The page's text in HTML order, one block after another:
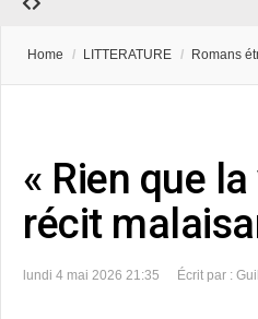
Home / LITTERATURE / Romans
« Rien que
récit
lundi 4 mai 2026 21:35 Écrit par :